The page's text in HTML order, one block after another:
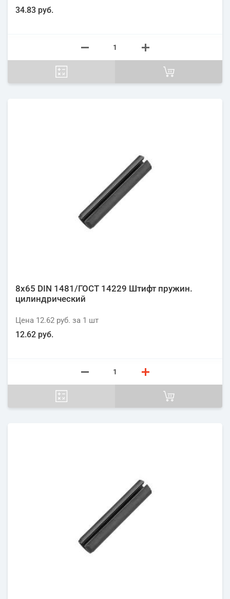
34.83 руб.
8х65 DIN 1481/ГОСТ 14229 Штифт пружин.
цилиндрический
Цена 12.62 руб. за 1 шт
12.62 руб.